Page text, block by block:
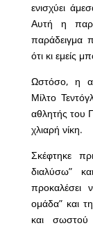
ενισχύει
Αυτή η
παράδειγμα
ότι κι εμείς
Ωστόσο, η
Μίλτο
αθλητής του
χλιαρή νίκη.
Σκέφτηκε
διαλύσω”
προκαλέσει
ομάδα” και
και σωστού